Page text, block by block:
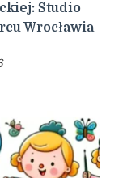
Studio
Wrocławia